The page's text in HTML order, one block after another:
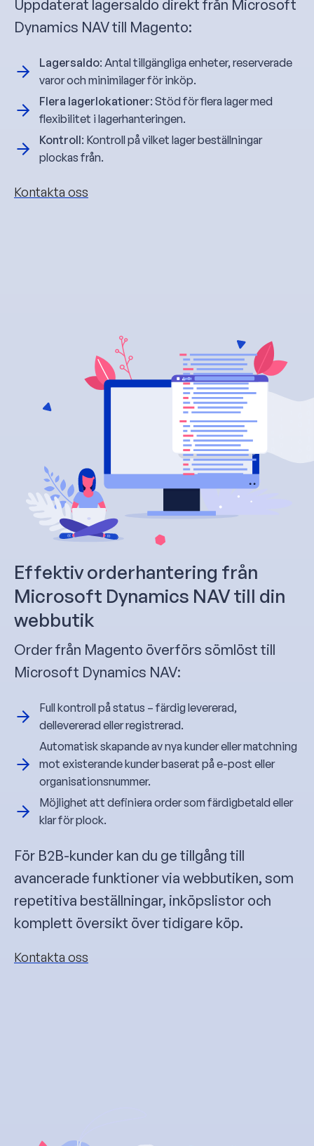
Uppdaterat lagersaldo direkt från Microsoft
Dynamics NAV till Magento:
Lagersaldo: Antal tillgängliga enheter, reserverade
varor och minimilager för inköp.
Flera lagerlokationer: Stöd för flera lager med
flexibilitet i lagerhanteringen.
Kontroll: Kontroll på vilket lager beställningar
plockas från.
Kontakta oss
Effektiv orderhantering från
Microsoft Dynamics NAV till din
webbutik
Order från Magento överförs sömlöst till
Microsoft Dynamics NAV:
Full kontroll på status – färdig levererad,
dellevererad eller registrerad.
Automatisk skapande av nya kunder eller matchning
mot existerande kunder baserat på e-post eller
organisationsnummer.
Möjlighet att definiera order som färdigbetald eller
klar för plock.
För B2B-kunder kan du ge tillgång till
avancerade funktioner via webbutiken, som
repetitiva beställningar, inköpslistor och
komplett översikt över tidigare köp.
Kontakta oss